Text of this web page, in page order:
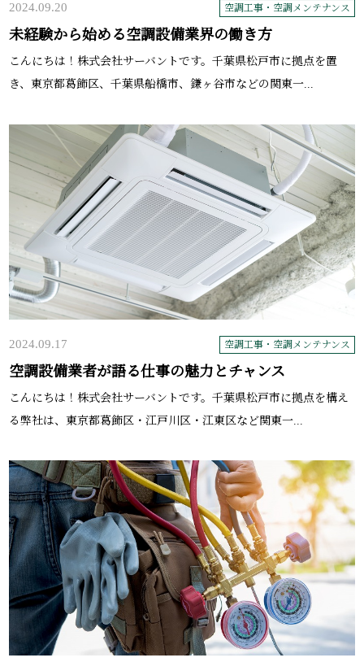
2024.09.20 空調工事・空調メンテナンス
未経験から始める空調設備業界の働き方
こんにちは！株式会社サーバントです。千葉県松戸市に拠点を置
き、東京都葛飾区、千葉県船橋市、鎌ヶ谷市などの関東一...
2024.09.17 空調工事・空調メンテナンス
空調設備業者が語る仕事の魅力とチャンス
こんにちは！株式会社サーバントです。千葉県松戸市に拠点を構え
る弊社は、東京都葛飾区・江戸川区・江東区など関東一...